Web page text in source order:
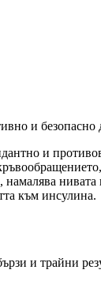
и
и
нивата
към инсулина.
и трайни